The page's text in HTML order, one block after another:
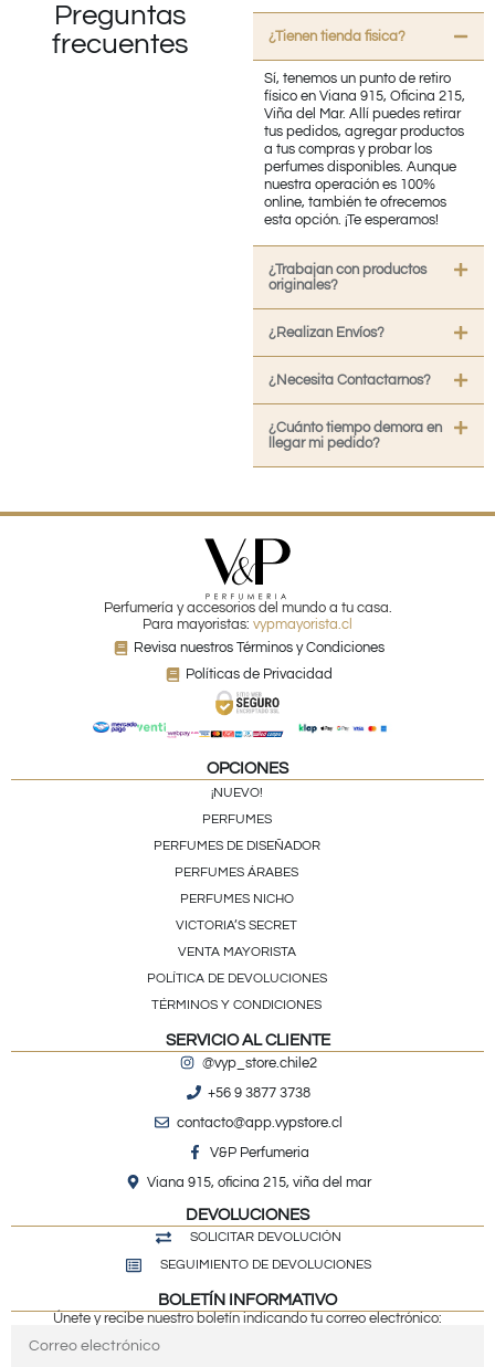
Preguntas
frecuentes
¿Tienen tienda fisica?
Sí, tenemos un punto de retiro
físico en Viana 915, Oficina 215,
Viña del Mar. Allí puedes retirar
tus pedidos, agregar productos
a tus compras y probar los
perfumes disponibles. Aunque
nuestra operación es 100%
online, también te ofrecemos
esta opción. ¡Te esperamos!
¿Trabajan con productos
originales?
¿Realizan Envíos?
¿Necesita Contactarnos?
¿Cuánto tiempo demora en
llegar mi pedido?
Perfumería y accesorios del mundo a tu casa.
Para mayoristas: vypmayorista.cl
Revisa nuestros Términos y Condiciones
Políticas de Privacidad
OPCIONES
¡NUEVO!
PERFUMES
PERFUMES DE DISEÑADOR
PERFUMES ÁRABES
PERFUMES NICHO
VICTORIA’S SECRET
VENTA MAYORISTA
POLÍTICA DE DEVOLUCIONES
TÉRMINOS Y CONDICIONES
SERVICIO AL CLIENTE
@vyp_store.chile2
+56 9 3877 3738
contacto@app.vypstore.cl
V&P Perfumeria
Viana 915, oficina 215, viña del mar
DEVOLUCIONES
SOLICITAR DEVOLUCIÓN
SEGUIMIENTO DE DEVOLUCIONES
BOLETÍN INFORMATIVO
Únete y recibe nuestro boletín indicando tu correo electrónico: